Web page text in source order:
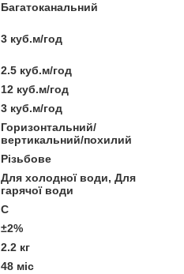
Багатоканальний
3 куб.м/год
2.5 куб.м/год
12 куб.м/год
3 куб.м/год
Горизонтальний/
вертикальний/похилий
Різьбове
Для холодної води, Для
гарячої води
С
±2%
2.2 кг
48 міс